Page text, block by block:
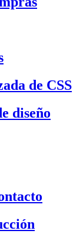
de CSS
diseño